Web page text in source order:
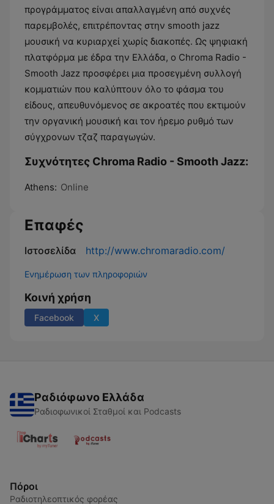
προγράμματος είναι απαλλαγμένη από συχνές
παρεμβολές, επιτρέποντας στην smooth jazz
μουσική να κυριαρχεί χωρίς διακοπές. Ως ψηφιακή
πλατφόρμα με έδρα την Ελλάδα, ο Chroma Radio -
Smooth Jazz προσφέρει μια προσεγμένη συλλογή
κομματιών που καλύπτουν όλο το φάσμα του
είδους, απευθυνόμενος σε ακροατές που εκτιμούν
την οργανική μουσική και τον ήρεμο ρυθμό των
σύγχρονων τζαζ παραγωγών.
Συχνότητες Chroma Radio - Smooth Jazz:
Athens: Online
Επαφές
Ιστοσελίδα http://www.chromaradio.com/
Ενημέρωση των πληροφοριών
Κοινή χρήση
Facebook X
Ραδιόφωνο Ελλάδα
Ραδιοφωνικοί Σταθμοί και Podcasts
Πόροι
Ραδιοτηλεοπτικός φορέας